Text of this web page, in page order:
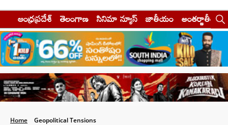
ఆంధ్రప్రదేశ్ తెలంగాణ సినిమా న్యూస్ జాతీయం అంతర్జాతీయం
Home Geopolitical Tensions